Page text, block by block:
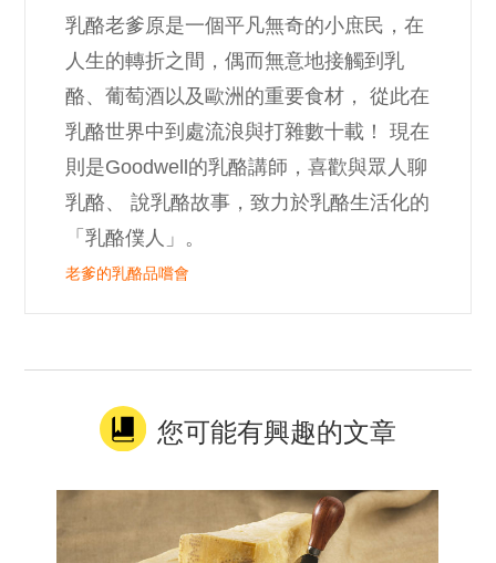
乳酪老爹原是一個平凡無奇的小庶民，在
人生的轉折之間，偶而無意地接觸到乳
酪、葡萄酒以及歐洲的重要食材， 從此在
乳酪世界中到處流浪與打雜數十載！ 現在
則是Goodwell的乳酪講師，喜歡與眾人聊
乳酪、 說乳酪故事，致力於乳酪生活化的
「乳酪僕人」。
老爹的乳酪品嚐會
您可能有興趣的文章